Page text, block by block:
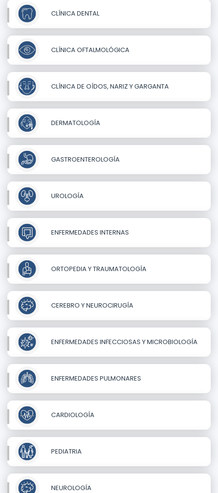
CLÍNICA DENTAL
CLÍNICA OFTALMOLÓGICA
CLÍNICA DE OÍDOS, NARIZ Y GARGANTA
DERMATOLOGÍA
GASTROENTEROLOGÍA
UROLOGÍA
ENFERMEDADES INTERNAS
ORTOPEDIA Y TRAUMATOLOGÍA
CEREBRO Y NEUROCIRUGÍA
ENFERMEDADES INFECCIOSAS Y MICROBIOLOGÍA
ENFERMEDADES PULMONARES
CARDIOLOGÍA
PEDIATRIA
NEUROLOGÍA